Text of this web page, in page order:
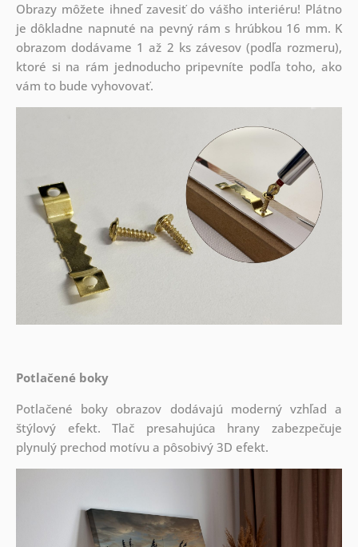
Obrazy môžete ihneď zavesiť do vášho interiéru! Plátno
je dôkladne napnuté na pevný rám s hrúbkou 16 mm. K
obrazom dodávame 1 až 2 ks závesov (podľa rozmeru),
ktoré si na rám jednoducho pripevníte podľa toho, ako
vám to bude vyhovovať.
Potlačené boky
Potlačené boky obrazov dodávajú moderný vzhľad a
štýlový efekt. Tlač presahujúca hrany zabezpečuje
plynulý prechod motívu a pôsobivý 3D efekt.